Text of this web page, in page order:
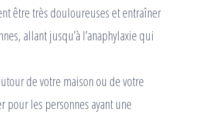
être très douloureuses et entraîner
allant jusqu’à l’anaphylaxie qui
de votre maison ou de votre
les personnes ayant une